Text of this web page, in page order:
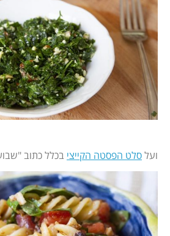
ועלסלט הפסטה הקייצי בכלל כתוב